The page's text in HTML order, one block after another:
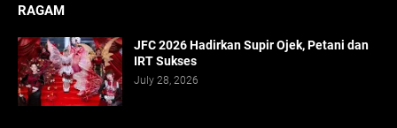
RAGAM
JFC 2026 Hadirkan Supir Ojek, Petani dan
IRT Sukses
July 28, 2026